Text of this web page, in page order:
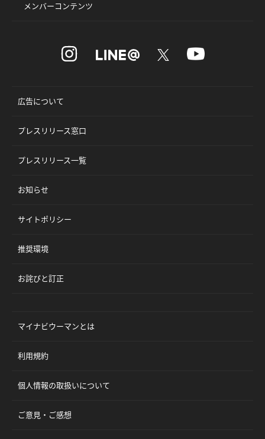
メンバーコンテンツ
広告について
プレスリリース窓口
プレスリリース一覧
お知らせ
サイトポリシー
推奨環境
お詫びと訂正
マイナビウーマンとは
利用規約
個人情報の取扱いについて
ご意見・ご感想